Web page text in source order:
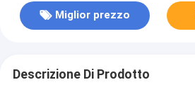
Miglior prezzo
Descrizione Di Prodotto